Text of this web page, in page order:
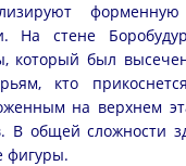
На стене
который был
кто
на верхнем
В общей сложности
фигуры.